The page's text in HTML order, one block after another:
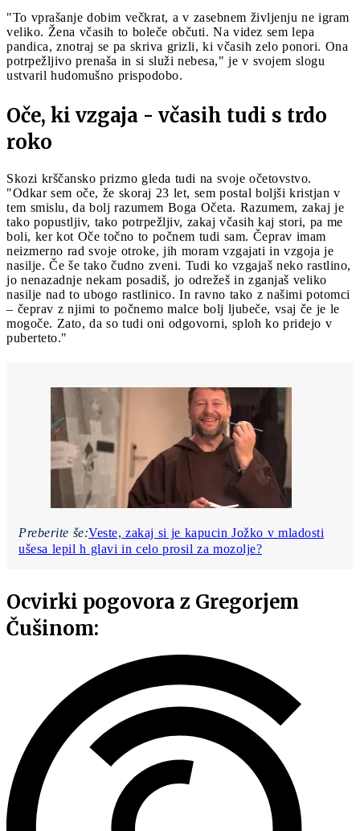
"To vprašanje dobim večkrat, a v zasebnem življenju ne igram
veliko. Žena včasih to boleče občuti. Na videz sem lepa
pandica, znotraj se pa skriva grizli, ki včasih zelo ponori. Ona
potrpežljivo prenaša in si služi nebesa," je v svojem slogu
ustvaril hudomušno prispodobo.
Oče, ki vzgaja - včasih tudi s trdo
roko
Skozi krščansko prizmo gleda tudi na svoje očetovstvo.
"Odkar sem oče, že skoraj 23 let, sem postal boljši kristjan v
tem smislu, da bolj razumem Boga Očeta. Razumem, zakaj je
tako popustljiv, tako potrpežljiv, zakaj včasih kaj stori, pa me
boli, ker kot Oče točno to počnem tudi sam. Čeprav imam
neizmerno rad svoje otroke, jih moram vzgajati in vzgoja je
nasilje. Če še tako čudno zveni. Tudi ko vzgajaš neko rastlino,
jo nenazadnje nekam posadiš, jo odrežeš in zganjaš veliko
nasilje nad to ubogo rastlinico. In ravno tako z našimi potomci
– čeprav z njimi to počnemo malce bolj ljubeče, vsaj če je le
mogoče. Zato, da so tudi oni odgovorni, sploh ko pridejo v
puberteto."
Preberite še:Veste, zakaj si je kapucin Jožko v mladosti
ušesa lepil h glavi in celo prosil za mozolje?
Ocvirki pogovora z Gregorjem
Čušinom: